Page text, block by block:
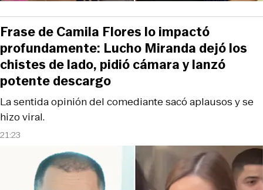
21:23
La sentida opinión del comediante sacó aplausos y se
hizo viral.
Frase de Camila Flores lo impactó
profundamente: Lucho Miranda dejó los
chistes de lado, pidió cámara y lanzó
potente descargo